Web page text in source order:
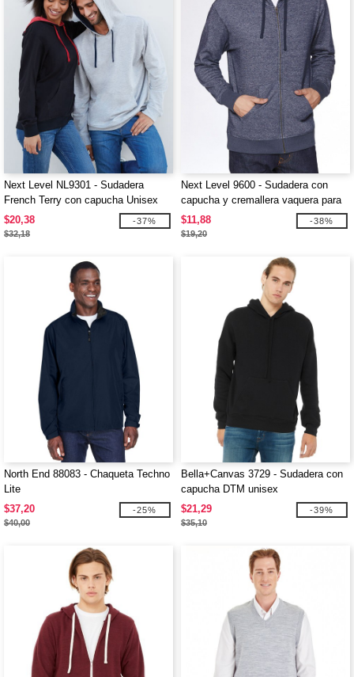
Next Level NL9301 - Sudadera
French Terry con capucha Unisex
$20,38
$32,18
-37%
Next Level 9600 - Sudadera con
capucha y cremallera vaquera para
adulto
$11,88
$19,20
-38%
North End 88083 - Chaqueta Techno
Lite
$37,20
$40,00
-25%
Bella+Canvas 3729 - Sudadera con
capucha DTM unisex
$21,29
$35,10
-39%